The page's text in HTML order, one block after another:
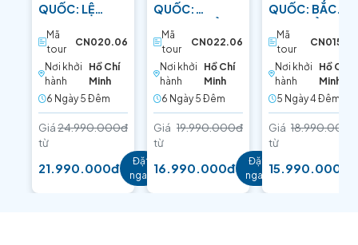
QUỐC: LỆ
SHANGRI-LA:
TIỂU TÂY TẠNG
Mã
tour
CN020.06
Nơi khởi
hành
Hồ Chí
Minh
6 Ngày 5 Ðêm
Giá
từ
24.990.000đ
21.990.000đ
Đặt
ngay
QUỐC:
HÀNG CHÂU:
SẮC HOA ANH
ĐÀO
Mã
tour
CN022.06
Nơi khởi
hành
Hồ Chí
Minh
6 Ngày 5 Ðêm
Giá
từ
19.990.000đ
16.990.000đ
Đặt
ngay
QUỐC: BẮC
PHƯƠNG ĐÔNG
Mã
tour
CN015.05
Nơi khởi
hành
Hồ Chí
Minh
5 Ngày 4 Ðêm
Giá
từ
18.990.000đ
15.990.000đ